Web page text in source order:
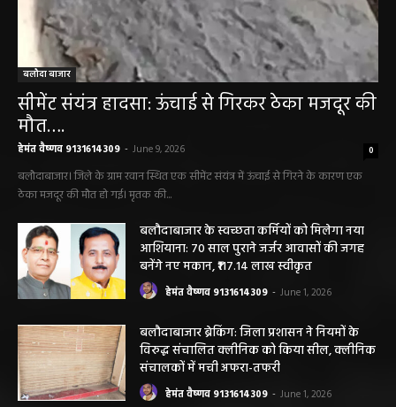
बलौदा बाजार
सीमेंट संयंत्र हादसा: ऊंचाई से गिरकर ठेका मजदूर की
मौत….
हेमंत वैष्णव 9131614309 - June 9, 2026 0
बलौदाबाजार। जिले के ग्राम रवान स्थित एक सीमेंट संयंत्र में ऊंचाई से गिरने के कारण एक
ठेका मजदूर की मौत हो गई। मृतक की...
बलौदाबाजार के स्वच्छता कर्मियों को मिलेगा नया
आशियाना: 70 साल पुराने जर्जर आवासों की जगह
बनेंगे नए मकान, ₹117.14 लाख स्वीकृत
हेमंत वैष्णव 9131614309 - June 1, 2026
बलौदाबाजार ब्रेकिंग: जिला प्रशासन ने नियमों के
विरुद्ध संचालित क्लीनिक को किया सील, क्लीनिक
संचालकों में मची अफरा-तफरी
हेमंत वैष्णव 9131614309 - June 1, 2026